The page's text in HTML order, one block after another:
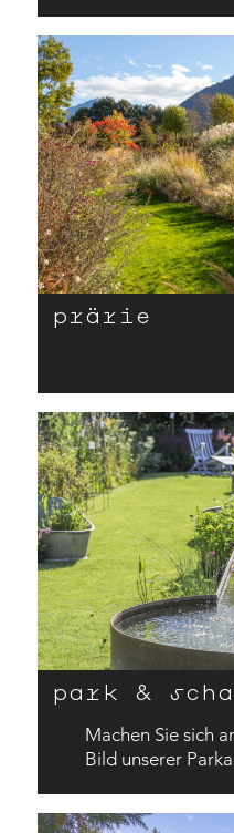
prärie
park &
Machen Sie sich
Bild unserer